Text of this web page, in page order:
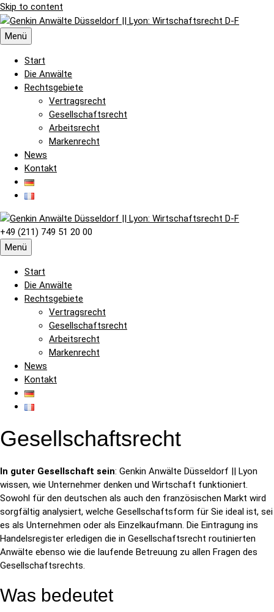
Skip to content
Menü
Start
Die Anwälte
Rechtsgebiete
Vertragsrecht
Gesellschaftsrecht
Arbeitsrecht
Markenrecht
News
Kontakt
+49 (211) 749 51 20 00
Menü
Start
Die Anwälte
Rechtsgebiete
Vertragsrecht
Gesellschaftsrecht
Arbeitsrecht
Markenrecht
News
Kontakt
Gesellschaftsrecht
In guter Gesellschaft sein: Genkin Anwälte Düsseldorf || Lyon
wissen, wie Unternehmer denken und Wirtschaft funktioniert.
Sowohl für den deutschen als auch den französischen Markt wird
sorgfältig analysiert, welche Gesellschaftsform für Sie ideal ist, sei
es als Unternehmen oder als Einzelkaufmann. Die Eintragung ins
Handelsregister erledigen die in Gesellschaftsrecht routinierten
Anwälte ebenso wie die laufende Betreuung zu allen Fragen des
Gesellschaftsrechts.
Was bedeutet